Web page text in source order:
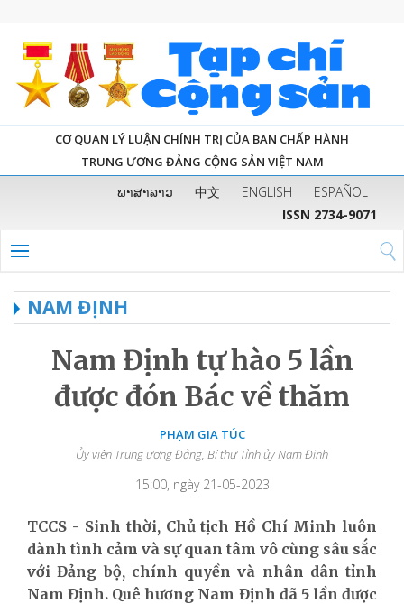
CƠ QUAN LÝ LUẬN CHÍNH TRỊ CỦA BAN CHẤP HÀNH
TRUNG ƯƠNG ĐẢNG CỘNG SẢN VIỆT NAM
ພາສາລາວ 中文 ENGLISH
ESPAÑOL
ISSN 2734-9071
NAM ĐỊNH
Nam Định tự hào 5 lần
được đón Bác về thăm
PHẠM GIA TÚC
Ủy viên Trung ương Đảng, Bí thư Tỉnh ủy Nam Định
15:00, ngày 21-05-2023
TCCS - Sinh thời, Chủ tịch Hồ Chí Minh luôn
dành tình cảm và sự quan tâm vô cùng sâu sắc
với Đảng bộ, chính quyền và nhân dân tỉnh
Nam Định. Quê hương Nam Định đã 5 lần được